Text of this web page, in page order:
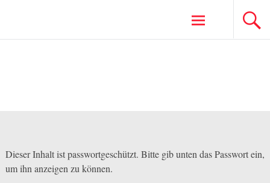
Dieser Inhalt ist passwortgeschützt. Bitte gib unten das Passwort ein,
um ihn anzeigen zu können.